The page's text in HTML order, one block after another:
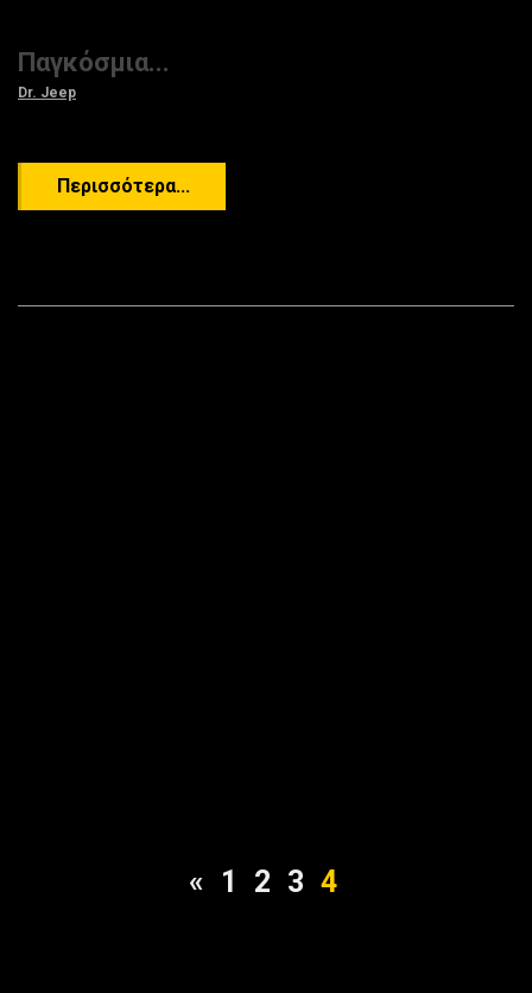
Παγκόσμια...
Dr. Jeep
Περισσότερα...
« 1 2 3 4